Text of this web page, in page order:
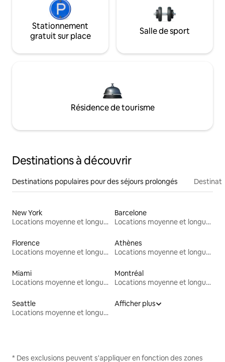
Stationnement
gratuit sur place
Salle de sport
Résidence de tourisme
Destinations à découvrir
Destinations populaires pour des séjours prolongés
New York
Locations moyenne et longue durée
Barcelone
Locations moyenne et longue durée
Florence
Locations moyenne et longue durée
Athènes
Locations moyenne et longue durée
Miami
Locations moyenne et longue durée
Montréal
Locations moyenne et longue durée
Seattle
Locations moyenne et longue durée
Afficher plus
* Des exclusions peuvent s'appliquer en fonction des zones